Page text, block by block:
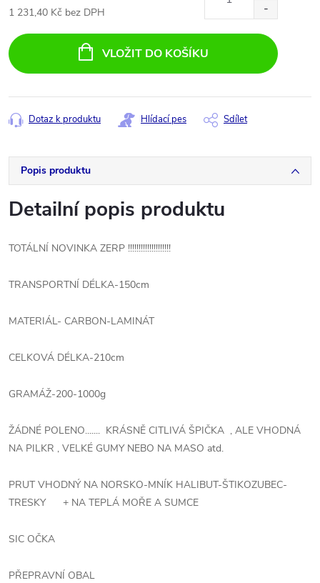
1 231,40 Kč bez DPH
cena:
VLOŽIT DO KOŠÍKU
Dotaz k produktu Hlídací pes Sdílet
Popis produktu
Detailní popis produktu
TOTÁLNÍ NOVINKA ZERP !!!!!!!!!!!!!!!!!!!!
TRANSPORTNÍ DÉLKA-150cm
MATERIÁL- CARBON-LAMINÁT
CELKOVÁ DÉLKA-210cm
GRAMÁŽ-200-1000g
ŽÁDNÉ POLENO....... KRÁSNĚ CITLIVÁ ŠPIČKA , ALE VHODNÁ
NA PILKR , VELKÉ GUMY NEBO NA MASO atd.
PRUT VHODNÝ NA NORSKO-MNÍK HALIBUT-ŠTIKOZUBEC-
TRESKY + NA TEPLÁ MOŘE A SUMCE
SIC OČKA
PŘEPRAVNÍ OBAL